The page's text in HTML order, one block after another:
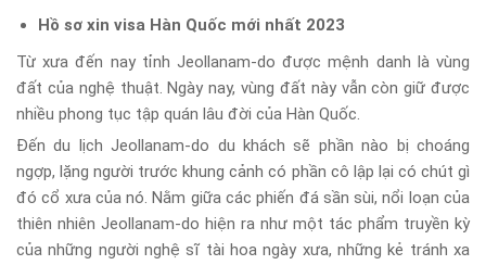
Hồ sơ xin visa Hàn Quốc mới nhất 2023
Từ xưa đến nay tỉnh Jeollanam-do được mệnh danh là vùng
đất của nghệ thuật. Ngày nay, vùng đất này vẫn còn giữ được
nhiều phong tục tập quán lâu đời của Hàn Quốc.
Đến du lịch Jeollanam-do du khách sẽ phần nào bị choáng
ngợp, lặng người trước khung cảnh có phần cô lập lại có chút gì
đó cổ xưa của nó. Nằm giữa các phiến đá sần sùi, nổi loạn của
thiên nhiên Jeollanam-do hiện ra như một tác phẩm truyền kỳ
của những người nghệ sĩ tài hoa ngày xưa, những kẻ tránh xa